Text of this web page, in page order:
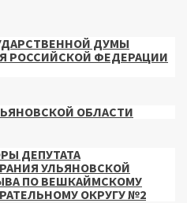
ДУМЫ
РОССИЙСКОЙ ФЕДЕРАЦИИ
ОБЛАСТИ
ДЕПУТАТА
УЛЬЯНОВСКОЙ
ПО ВЕШКАЙМСКОМУ
ОКРУГУ №2